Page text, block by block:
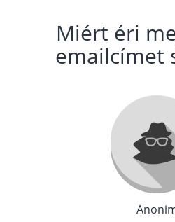
Miért éri
emailcímet